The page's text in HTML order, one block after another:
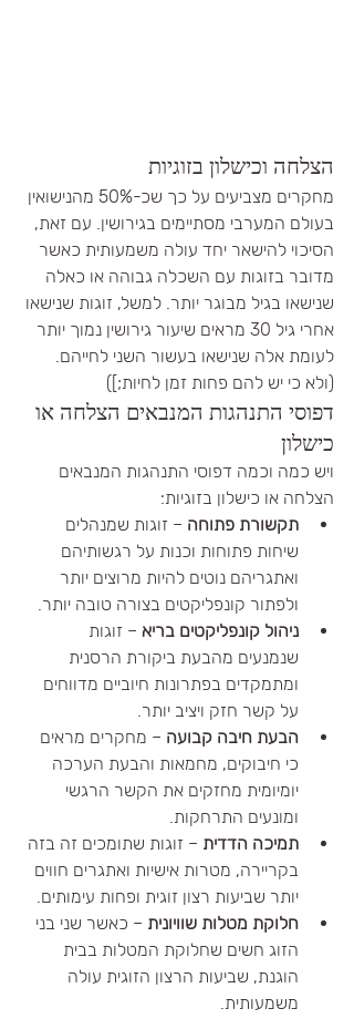
הצלחה וכישלון בזוגיות
מחקרים מצביעים על כך שכ-50% מהנישואין
בעולם המערבי מסתיימים בגירושין. עם זאת,
הסיכוי להישאר יחד עולה משמעותית כאשר
מדובר בזוגות עם השכלה גבוהה או כאלה
שנישאו בגיל מבוגר יותר. למשל, זוגות שנישאו
אחרי גיל 30 מראים שיעור גירושין נמוך יותר
לעומת אלה שנישאו בעשור השני לחייהם.
(ולא כי יש להם פחות זמן לחיות;])
דפוסי התנהגות המנבאים הצלחה או
כישלון
ויש כמה וכמה דפוסי התנהגות המנבאים
הצלחה או כישלון בזוגיות:
תקשורת פתוחה – זוגות שמנהלים
שיחות פתוחות וכנות על רגשותיהם
ואתגריהם נוטים להיות מרוצים יותר
ולפתור קונפליקטים בצורה טובה יותר.
ניהול קונפליקטים בריא – זוגות
שנמנעים מהבעת ביקורת הרסנית
ומתמקדים בפתרונות חיוביים מדווחים
על קשר חזק ויציב יותר.
הבעת חיבה קבועה – מחקרים מראים
כי חיבוקים, מחמאות והבעת הערכה
יומיומית מחזקים את הקשר הרגשי
ומונעים התרחקות.
תמיכה הדדית – זוגות שתומכים זה בזה
בקריירה, מטרות אישיות ואתגרים חווים
יותר שביעות רצון זוגית ופחות עימותים.
חלוקת מטלות שוויונית – כאשר שני בני
הזוג חשים שחלוקת המטלות בבית
הוגנת, שביעות הרצון הזוגית עולה
משמעותית.